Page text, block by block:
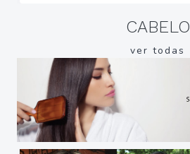
CABELO
ver todas